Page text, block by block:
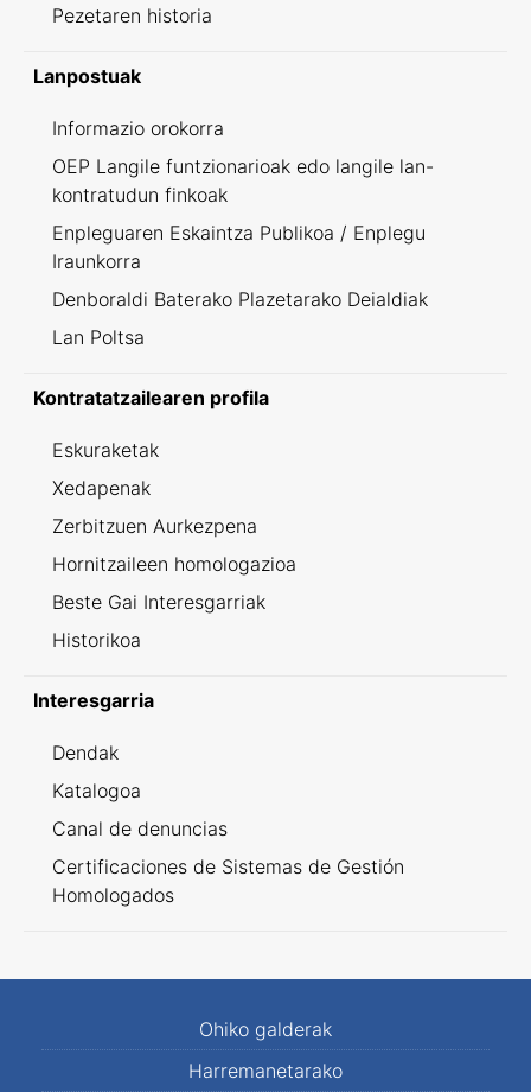
Pezetaren historia
Lanpostuak
Informazio orokorra
OEP Langile funtzionarioak edo langile lan-
kontratudun finkoak
Enpleguaren Eskaintza Publikoa / Enplegu
Iraunkorra
Denboraldi Baterako Plazetarako Deialdiak
Lan Poltsa
Kontratatzailearen profila
Eskuraketak
Xedapenak
Zerbitzuen Aurkezpena
Hornitzaileen homologazioa
Beste Gai Interesgarriak
Historikoa
Interesgarria
Dendak
Katalogoa
Canal de denuncias
Certificaciones de Sistemas de Gestión
Homologados
Ohiko galderak
Harremanetarako